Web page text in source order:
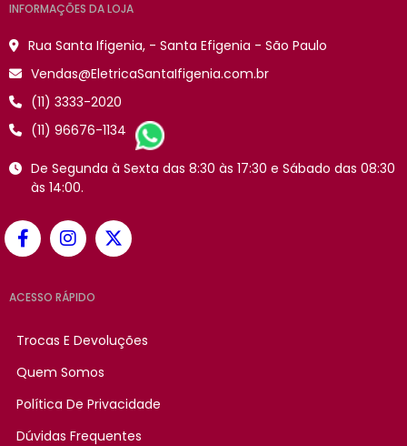
INFORMAÇÕES DA LOJA
Rua Santa Ifigenia, - Santa Efigenia - São Paulo
Vendas@EletricaSantaIfigenia.com.br
(11) 3333-2020
(11) 96676-1134
De Segunda à Sexta das 8:30 às 17:30 e Sábado das 08:30
às 14:00.
ACESSO RÁPIDO
Trocas E Devoluções
Quem Somos
Política De Privacidade
Dúvidas Frequentes